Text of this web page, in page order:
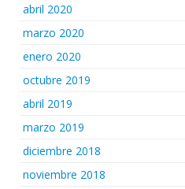
abril 2020
marzo 2020
enero 2020
octubre 2019
abril 2019
marzo 2019
diciembre 2018
noviembre 2018